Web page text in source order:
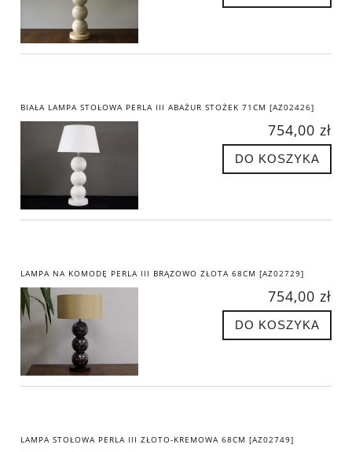
BIAŁA LAMPA STOŁOWA PERLA III ABAŻUR STOŻEK 71CM [AZ02426]
754,00 zł
DO KOSZYKA
LAMPA NA KOMODĘ PERLA III BRĄZOWO ZŁOTA 68CM [AZ02729]
754,00 zł
DO KOSZYKA
LAMPA STOŁOWA PERLA III ZŁOTO-KREMOWA 68CM [AZ02749]